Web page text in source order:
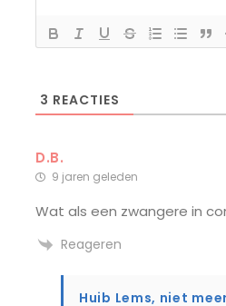
3 REACTIES
D.B.
9 jaren geleden
Wat als een zwangere in
Reageren
Huib Lems, niet